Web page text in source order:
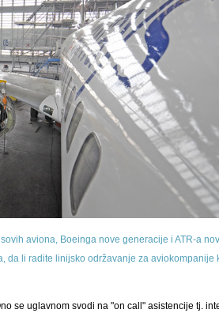
aviona, Boeinga nove generacije i ATR-a
da li radite linijsko održavanje za aviokompanije
se uglavnom svodi na "on call" asistencije tj.